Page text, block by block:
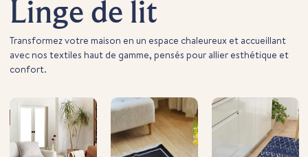
Linge de lit
Transformez votre maison en un espace chaleureux et accueillant
avec nos textiles haut de gamme, pensés pour allier esthétique et
confort.